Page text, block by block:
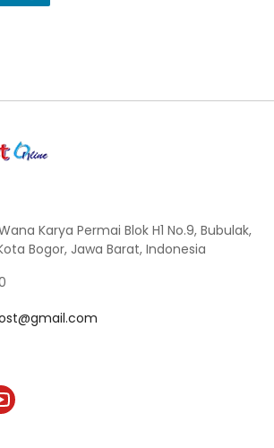
Karya Permai Blok H1 No.9, Bubulak,
Bogor, Jawa Barat, Indonesia